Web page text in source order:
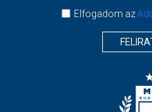
Elfogadom az